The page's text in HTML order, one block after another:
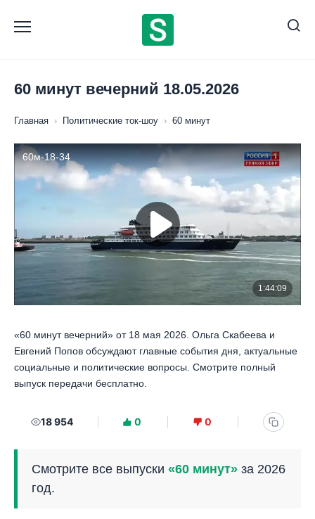
содержанию
60 минут вечерний 18.05.2026
Главная › Политические ток-шоу › 60 минут
«60 минут вечерний» от 18 мая 2026. Ольга Скабеева и
Евгений Попов обсуждают главные события дня, актуальные
социальные и политические вопросы. Смотрите полный
выпуск передачи бесплатно.
18 954 0 0
Смотрите все выпуски «60 минут» за 2026
год.